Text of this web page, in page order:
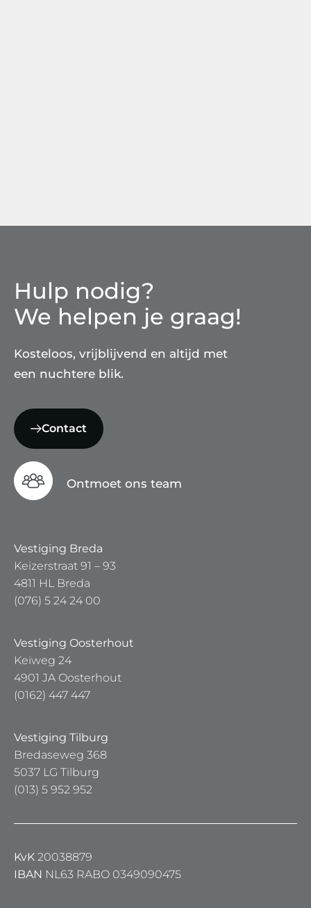
Hulp nodig?
We helpen je graag!
Kosteloos, vrijblijvend en altijd met
een nuchtere blik.
Contact
Ontmoet ons team
Vestiging Breda
Keizerstraat 91 – 93
4811 HL Breda
(076) 5 24 24 00
Vestiging Oosterhout
Keiweg 24
4901 JA Oosterhout
(0162) 447 447
Vestiging Tilburg
Bredaseweg 368
5037 LG Tilburg
(013) 5 952 952
KvK 20038879
IBAN NL63 RABO 0349090475